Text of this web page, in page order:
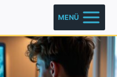
MENÜ